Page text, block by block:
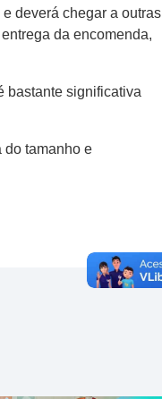
deverá chegar a outras
da encomenda,
bastante significativa
do tamanho e